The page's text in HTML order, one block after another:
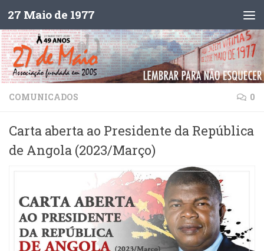
Skip to content
27 Maio de 1977
COMUNICADOS 0
Carta aberta ao Presidente da República
de Angola (2023/Março)